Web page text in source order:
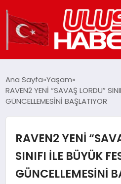
DÜNYA
TEKNOLOJI
Ana Sayfa Yaşam
RAVEN2 YENİ “SAVAŞ LORDU”
GÜNCELLEMESİNİ BAŞLATIYOR
RAVEN2 YENİ
SINIFI İLE BÜYÜK
GÜNCELLEMESİNİ